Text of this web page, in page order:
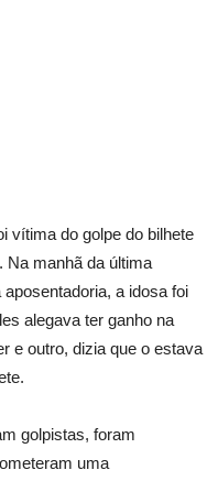
vítima do golpe do bilhete
Na manhã da última
a idosa foi
alegava ter ganho na
e outro, dizia que o estava
golpistas, foram
uma